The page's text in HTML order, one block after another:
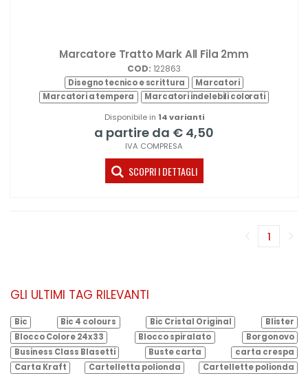
Marcatore Tratto Mark All Fila 2mm
COD: 122863
Disegno tecnico e scrittura
Marcatori
Marcatori a tempera
Marcatori indelebili colorati
Disponibile in 14 varianti
a partire da € 4,50
IVA COMPRESA
SCOPRI I DETTAGLI
1
GLI ULTIMI TAG RILEVANTI
Bic Bic 4 colours Bic Cristal Original
Blister
Blocco Colore 24x33
Blocco spiralato
Borgonovo
Business Class Blasetti
Buste carta
carta crespa
Carta Kraft
Cartelletta polionda
Cartellette polionda